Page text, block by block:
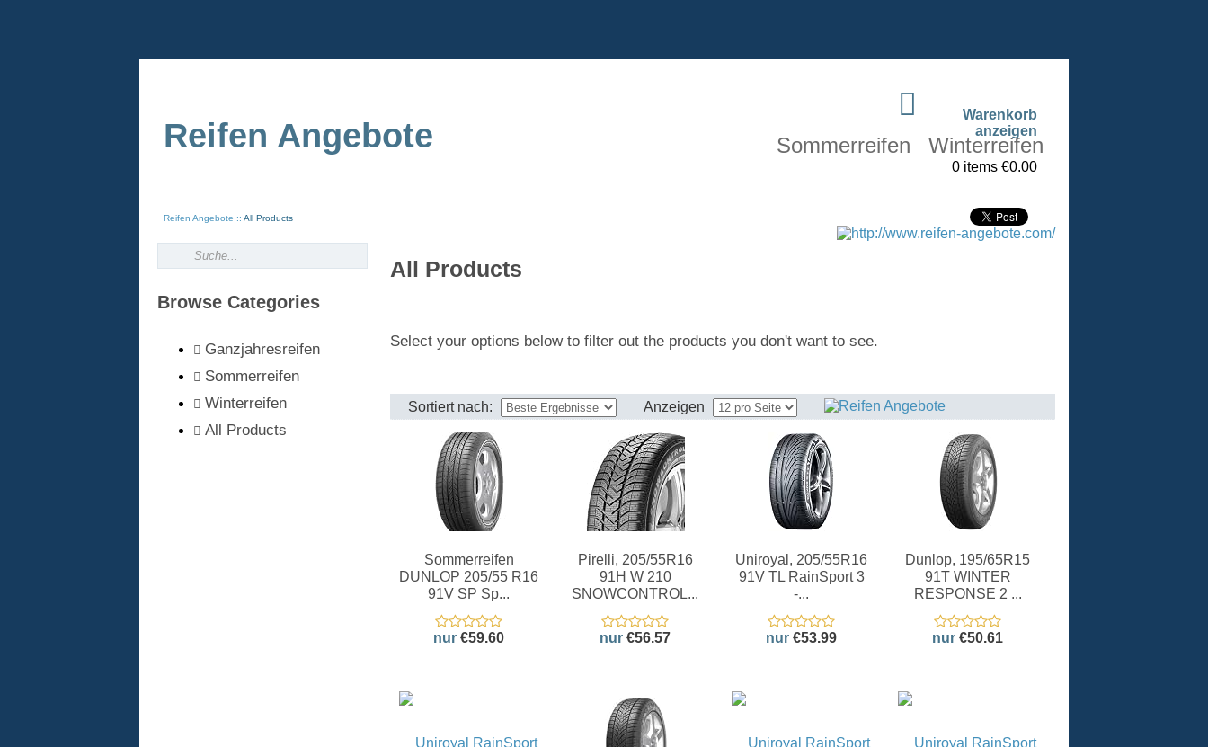
Reifen Angebote
Warenkorb
anzeigen
0 items €0.00
Sommerreifen Winterreifen
Reifen Angebote All Products
All Products
Select your options below to filter out the products you don't want to see.
Sortiert nach: Anzeigen
Sommerreifen
DUNLOP 205/55 R16
91V SP Sp...
nur €59.60
Pirelli, 205/55R16
91H W 210
SNOWCONTROL...
nur €56.57
Uniroyal, 205/55R16
91V TL RainSport 3
-...
nur €53.99
Dunlop, 195/65R15
91T WINTER
RESPONSE 2 ...
nur €50.61
Browse Categories
Ganzjahresreifen
Sommerreifen
Winterreifen
All Products